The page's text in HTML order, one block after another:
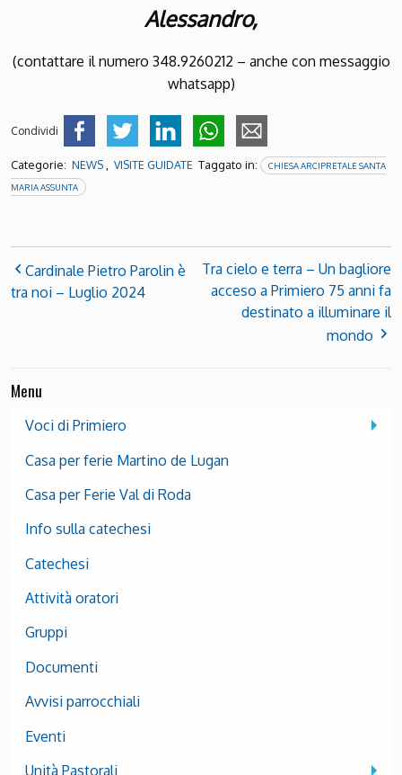
Alessandro,
(contattare il numero 348.9260212 – anche con messaggio
whatsapp)
Condividi
Categorie: NEWS , VISITE GUIDATE Taggato in:
CHIESA ARCIPRETALE SANTA
MARIA ASSUNTA
Cardinale Pietro Parolin è
tra noi – Luglio 2024
Tra cielo e terra – Un bagliore
acceso a Primiero 75 anni fa
destinato a illuminare il
mondo
Menu
Voci di Primiero
Casa per ferie Martino de Lugan
Casa per Ferie Val di Roda
Info sulla catechesi
Catechesi
Attività oratori
Gruppi
Documenti
Avvisi parrocchiali
Eventi
Unità Pastorali